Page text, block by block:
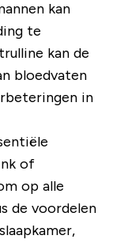
kan
te
kan de
bloedvaten
in
of
op alle
de voordelen